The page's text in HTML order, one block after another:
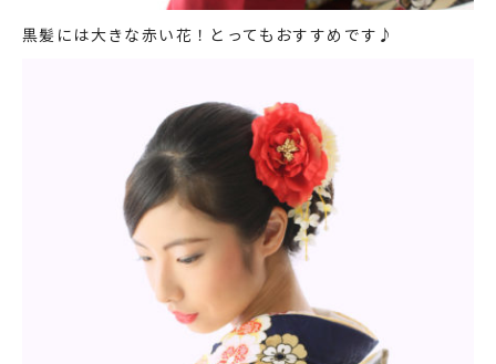
黒髪には大きな赤い花！とってもおすすめです♪